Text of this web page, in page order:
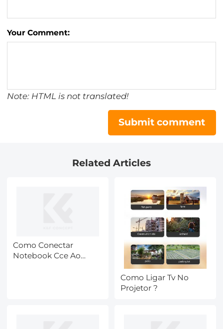
Your Comment:
Note: HTML is not translated!
Submit comment
Related Articles
Como Conectar
Notebook Cce Ao
Como Ligar Tv No
Projetor ?